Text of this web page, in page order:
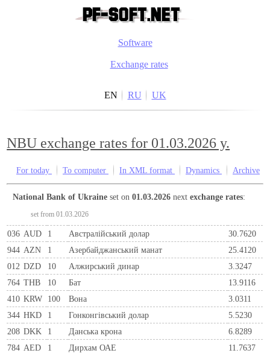
Software
Exchange rates
EN RU UK
NBU exchange rates for 01.03.2026 y.
For today To computer In XML format Dynamics Archive
National Bank of Ukraine set on01.03.2026 nextexchange rates:
set from 01.03.2026
036 AUD 1 Австралійський долар
30.7620
944 AZN 1 Азербайджанський манат
25.4120
012 DZD 10 Алжирський динар
3.3247
764 THB 10 Бат
13.9116
410 KRW 100 Вона
3.0311
344 HKD 1 Гонконгівський долар
5.5230
208 DKK 1 Данська крона
6.8289
784 AED 1 Дирхам ОАЕ
11.7637